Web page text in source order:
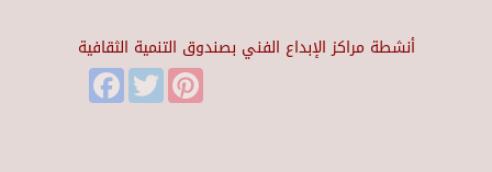
أنشطة مراكز الإبداع الفني بصندوق التنمية الثقافية
FacebookTwitter